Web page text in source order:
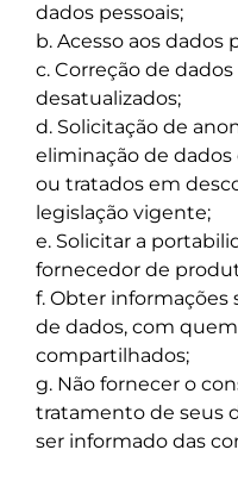
dados pessoais;
b. Acesso aos dados
c. Correção de
desatualizados;
d. Solicitação de
eliminação de dados
ou tratados em
legislação vigente;
e. Solicitar a
fornecedor de
f. Obter
de dados, com
compartilhados;
g. Não fornecer o
tratamento de seus
ser informado das